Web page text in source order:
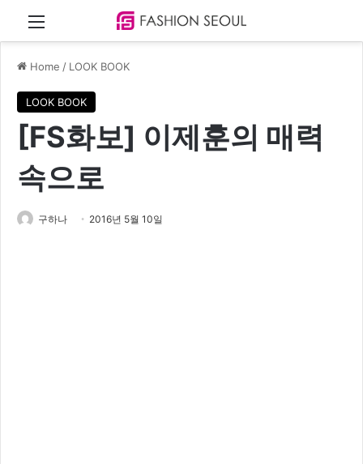
Home / LOOK BOOK
LOOK BOOK
[FS화보] 이제훈의 매력
속으로
구하나 2016년 5월 10일